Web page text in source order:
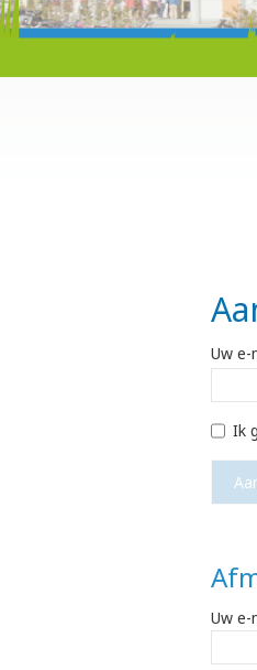
Uw e-
Ik
Uw e-